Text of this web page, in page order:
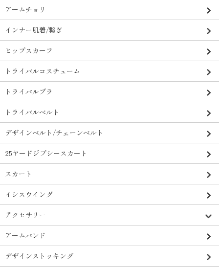
アームチョリ
インナー肌着/繋ぎ
ヒップスカーフ
トライバルコスチューム
トライバルブラ
トライバルベルト
デザインベルト/チェーンベルト
25ヤードジプシースカート
スカート
イシスウイング
アクセサリー
アームバンド
デザインストッキング